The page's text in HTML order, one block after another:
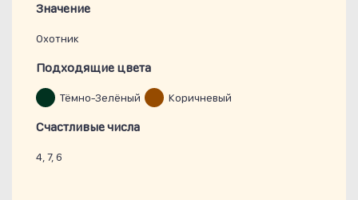
Значение
Охотник
Подходящие цвета
Тёмно-Зелёный Коричневый
Счастливые числа
4, 7, 6